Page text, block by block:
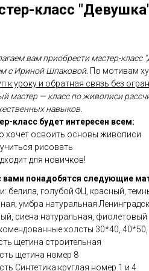
класс
вам приобрести мастер-класс
с Ириной Шпаковой. По мотивам
к уроку и обратная связь без
мастер — класс по живописи
навыков.
класс будет интересен всем:
хочет освоить основы живописи
рисовать
для новичков!
вами понадобятся следующие
белила, голубой ФЦ, красный,
умбра натуральная
сиена натуральная, фиолетовый
холсты 30*40, 40*50,
щетина строительная
щетина номер 8
Синтетика круглая номер 1 и 4